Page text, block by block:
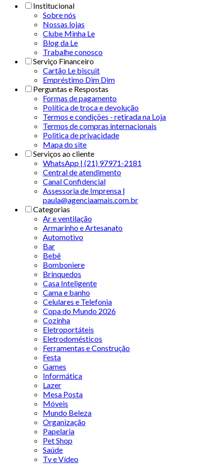
Institucional
Sobre nós
Nossas lojas
Clube Minha Le
Blog da Le
Trabalhe conosco
Serviço Financeiro
Cartão Le biscuit
Empréstimo Dim Dim
Perguntas e Respostas
Formas de pagamento
Política de troca e devolução
Termos e condições - retirada na Loja
Termos de compras internacionais
Politica de privacidade
Mapa do site
Serviços ao cliente
WhatsApp | (21) 97971-2181
Central de atendimento
Canal Confidencial
Assessoria de Imprensa |
paula@agenciaamais.com.br
Categorias
Ar e ventilação
Armarinho e Artesanato
Automotivo
Bar
Bebê
Bomboniere
Brinquedos
Casa Inteligente
Cama e banho
Celulares e Telefonia
Copa do Mundo 2026
Cozinha
Eletroportáteis
Eletrodomésticos
Ferramentas e Construção
Festa
Games
Informática
Lazer
Mesa Posta
Móveis
Mundo Beleza
Organização
Papelaria
Pet Shop
Saúde
Tv e Vídeo